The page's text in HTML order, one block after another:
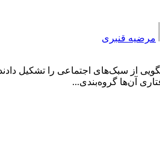
مرضیه قنبری
از سبک‌های اجتماعی را تشکیل
آن‌ها گروه‌بندی...